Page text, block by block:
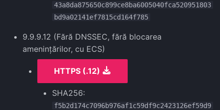
43a8da875650c899ce8ba6005040fca520951803
bd9a02141ef7815cd164f785
9.9.9.12 (Fără DNSSEC, fără blocarea
amenințărilor, cu ECS)
HTTPS (.12)
SHA256:
f5b2d174c7096b976af1c59df9c2423126ef59d9